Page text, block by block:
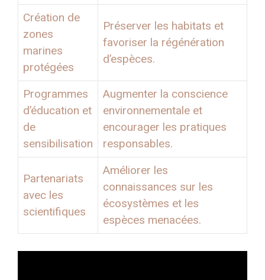
Création de
zones
marines
protégées
Préserver les habitats et
favoriser la régénération
d’espèces.
Programmes
d’éducation et
de
sensibilisation
Augmenter la conscience
environnementale et
encourager les pratiques
responsables.
Partenariats
avec les
scientifiques
Améliorer les
connaissances sur les
écosystèmes et les
espèces menacées.